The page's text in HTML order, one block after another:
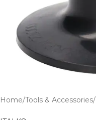
Home/Tools & Accessories/